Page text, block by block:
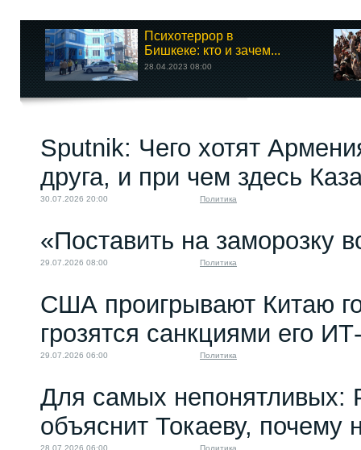
Психотеррор в
Бишкеке: кто и зачем...
28.04.2023 08:00
Sputnik: Чего хотят
друга, и при чем здесь
30.07.2026 20:00 Политика
«Поставить на заморозку
29.07.2026 08:00 Политика
США проигрывают Китаю
грозятся санкциями его
29.07.2026 06:00 Политика
Для самых непонятливых:
объяснит Токаеву,
28.07.2026 06:00 Политика